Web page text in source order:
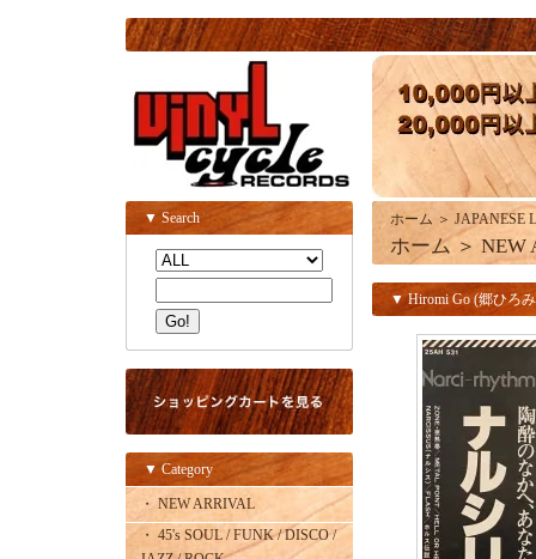
▼ Search
▼ Category
・ NEW ARRIVAL
・ 45's SOUL / FUNK / DISCO /
ホーム ＞ JAPANESE
ホーム ＞ NEW
▼ Hiromi Go (郷ひろ